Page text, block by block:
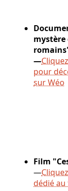
mystère
—
pour
sur Wéo
Film
—
dédié